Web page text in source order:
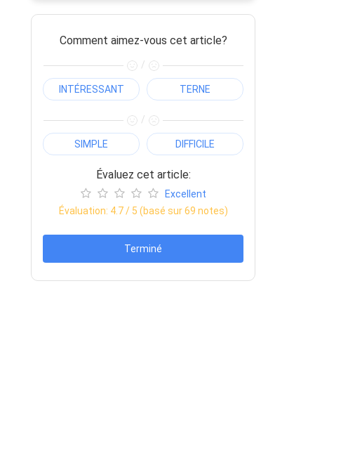
Comment aimez-vous cet article?
/
INTÉRESSANT TERNE
/
SIMPLE DIFFICILE
Évaluez cet article:
Excellent
Évaluation: 4.7/ 5 (basé sur69 notes)
Terminé